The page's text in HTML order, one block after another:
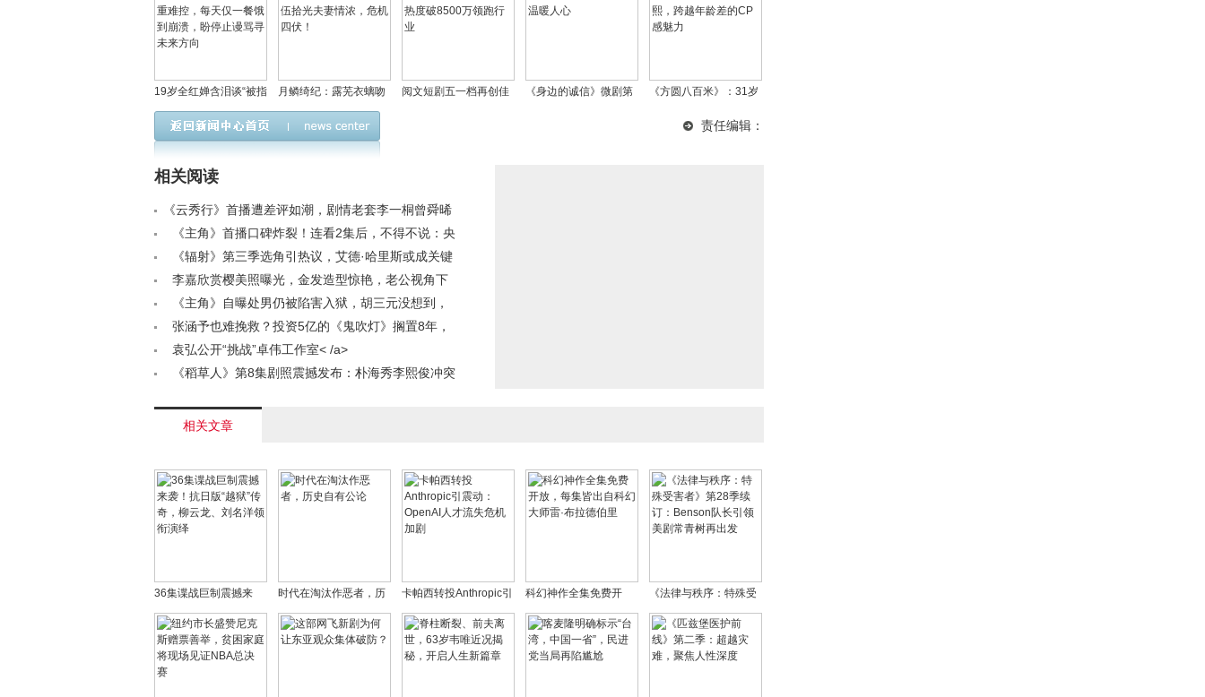
19岁全红婵含泪谈“被指
胖”：例假后体重难控，
每天仅一餐饿到崩溃，
月鳞绮纪：露芜衣螭吻
幻境情深，雾妄言伍拾
阅文短剧五一档再创佳
《身边的诚信》微剧第
《方圆八百米》：31岁
越年龄差的CP感魅力
责任编辑：
相关阅读
《云秀行》首播遭差评如潮，剧情老套李一桐曾舜晞
演技受质疑< /a>
《主角》首播口碑炸裂！连看2集后，不得不说：央
视这次选对剧了< /a>
《辐射》第三季选角引热议，艾德·哈里斯或成关键
惊喜？< /a>
李嘉欣赏樱美照曝光，金发造型惊艳，老公视角下
幸福满溢< /a>
《主角》自曝处男仍被陷害入狱，胡三元没想到，
他被两男人做了局< /a>
张涵予也难挽救？投资5亿的《鬼吹灯》搁置8年，
终成网大之作< /a>
袁弘公开“挑战”卓伟工作室< /a>
《稻草人》第8集剧照震撼发布：朴海秀李熙俊冲突
相关文章
36集谍战巨制震撼来
袭！抗日版“越狱”传奇，
柳云龙、刘名洋领衔演
绎
时代在淘汰作恶者，历
史自有公论
卡帕西转投Anthropic引
震动：OpenAI人才流失
危机加剧
科幻神作全集免费开
放，每集皆出自科幻大
师雷·布拉德伯里
《法律与秩序：特殊受
害者》第28季续订：
Benson队长引领美剧常
青树再出发